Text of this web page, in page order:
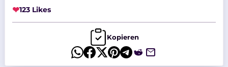
❤123 Likes
Kopieren